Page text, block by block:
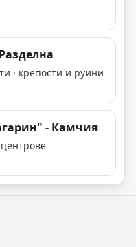
· крепости и руини
- Камчия
центрове